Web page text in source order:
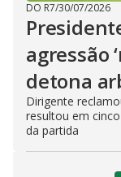
DO R7/30/07/2026
agressão
detona
Dirigente
resultou em
da partida